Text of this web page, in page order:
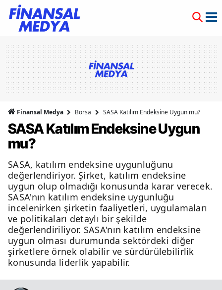
Finansal Medya Borsa SASA Katılım Endeksine Uygun mu?
SASA Katılım Endeksine Uygun
mu?
SASA, katılım endeksine uygunluğunu
değerlendiriyor. Şirket, katılım endeksine
uygun olup olmadığı konusunda karar verecek.
SASA'nın katılım endeksine uygunluğu
incelenirken şirketin faaliyetleri, uygulamaları
ve politikaları detaylı bir şekilde
değerlendiriliyor. SASA'nın katılım endeksine
uygun olması durumunda sektördeki diğer
şirketlere örnek olabilir ve sürdürülebilirlik
konusunda liderlik yapabilir.